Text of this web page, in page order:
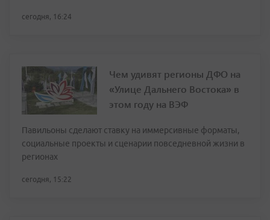
сегодня, 16:24
Чем удивят регионы ДФО на
«Улице Дальнего Востока» в
этом году на ВЭФ
Павильоны сделают ставку на иммерсивные форматы,
социальные проекты и сценарии повседневной жизни в
регионах
сегодня, 15:22